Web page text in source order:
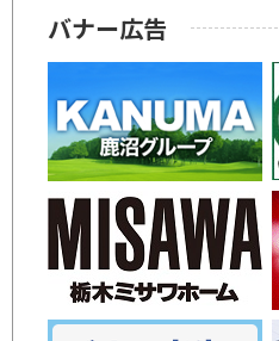
バナー広告